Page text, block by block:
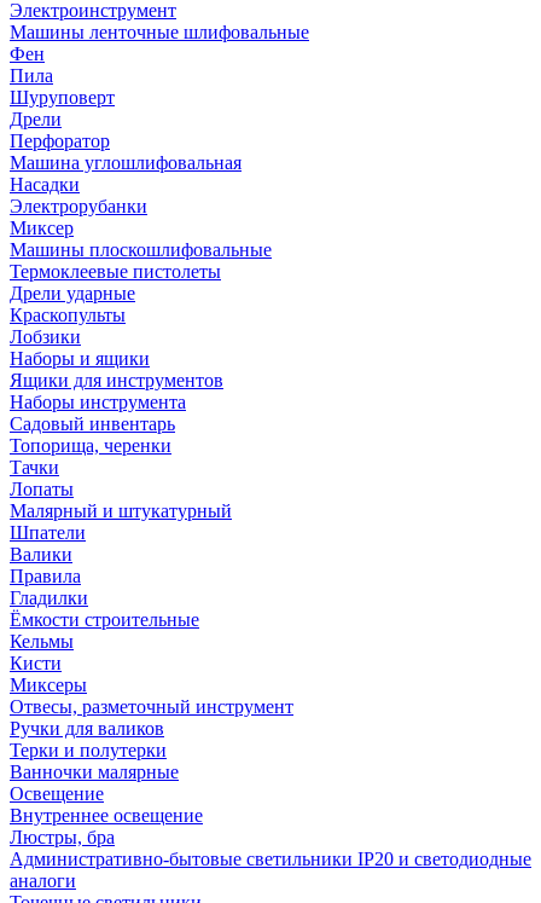
Электроинструмент
Машины ленточные шлифовальные
Фен
Пила
Шуруповерт
Дрели
Перфоратор
Машина углошлифовальная
Насадки
Электрорубанки
Миксер
Машины плоскошлифовальные
Термоклеевые пистолеты
Дрели ударные
Краскопульты
Лобзики
Наборы и ящики
Ящики для инструментов
Наборы инструмента
Садовый инвентарь
Топорища, черенки
Тачки
Лопаты
Малярный и штукатурный
Шпатели
Валики
Правила
Гладилки
Ёмкости строительные
Кельмы
Кисти
Миксеры
Отвесы, разметочный инструмент
Ручки для валиков
Терки и полутерки
Ванночки малярные
Освещение
Внутреннее освещение
Люстры, бра
Административно-бытовые светильники IP20 и светодиодные
аналоги